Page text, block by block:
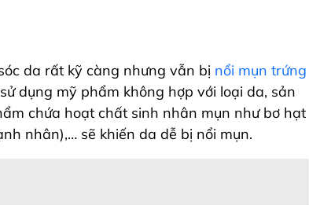
da rất kỹ càng nhưng vẫn bị nổi mụn trứng
dụng mỹ phẩm không hợp với loại da, sản
chứa hoạt chất sinh nhân mụn như bơ hạt
nhân),… sẽ khiến da dễ bị nổi mụn.